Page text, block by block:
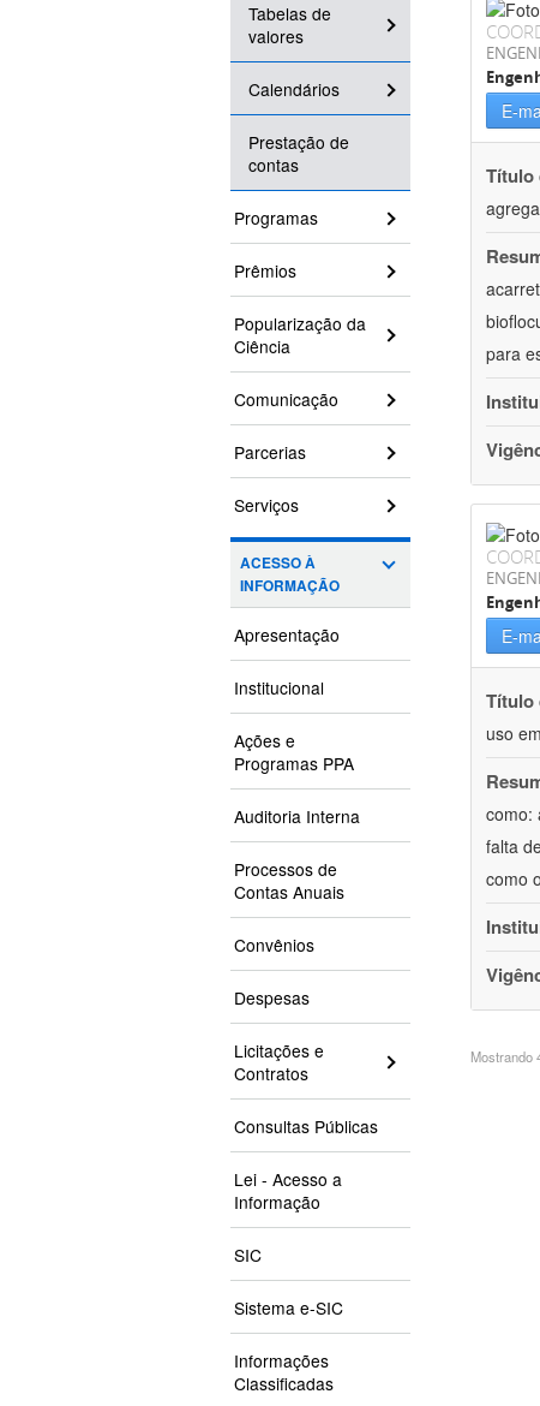
Tabelas de
valores
Calendários
Prestação de
contas
Programas
Prêmios
Popularização da
Ciência
Comunicação
Parcerias
Serviços
ACESSO À
INFORMAÇÃO
Apresentação
Institucional
Ações e
Programas PPA
Auditoria Interna
Processos de
Contas Anuais
Convênios
Despesas
Licitações e
Contratos
Consultas Públicas
Lei - Acesso a
Informação
SIC
Sistema e-SIC
Informações
Classificadas
E-
Título
para
E-
Título
uso
como:
falta
como
Mostrando